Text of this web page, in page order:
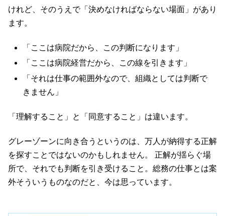
けれど、そのうえで「決めなければならない場面」があり
ます。
「ここは病院だから、この判断になります」
「ここは病院経営だから、この線を引きます」
「それは仕事の範囲外なので、組織としては判断で
きません」
「理解すること」と「同意すること」は違います。
グレーゾーンに向き合うというのは、万人が納得する正解
を探すことではないのかもしれません。 正解が揺らぐ場
所で、それでも判断を引き受けること。総務の仕事とは案
外そういうものなのだと、今は思っています。